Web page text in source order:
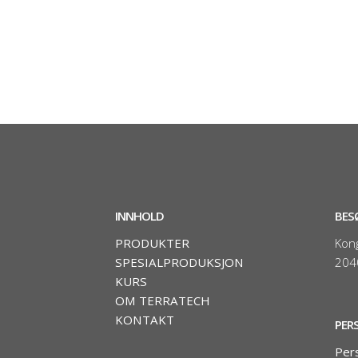
INNHOLD
PRODUKTER
SPESIALPRODUKSJON
KURS
OM TERRATECH
KONTAKT